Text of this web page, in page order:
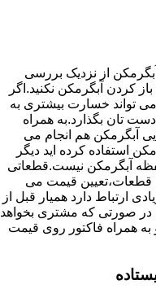
از نزدیک بررسی
کردن آبگرمکن نکنید.اگر
می تواند خسارت بیشتری به
تان بگذارد.به همراه
آبگرمکن هم انجام می
استفاده کرده اید دیگر
آبگرمکن نیست.قطعاتی
قطعات،تعیین قیمت می
ارتباط دارد همیار قبل از
در صورتی که مشتری بخواهد
به همراه فاکتور روی قیمت